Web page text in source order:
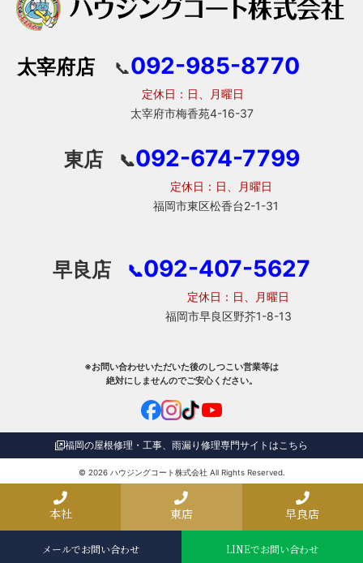
太宰府店 📞092-985-8770
定休日：日、月曜日
太宰府市梅香苑4-16-37
東店 📞092-674-7799
定休日：日、月曜日
福岡市東区松香台2-1-31
早良店 📞092-407-5627
定休日：日、月曜日
福岡市早良区野芥1-8-13
※お問い合わせいただいた後のしつこい営業等は
絶対にしませんのでご安心ください。
福岡の屋根修理・工事、雨漏り修理専門サイトはこちら
© 2026 ハウジングコート株式会社All Rights Reserved.
本社 東店 早良店
メールでお問い合わせ LINEでお問い合わせ